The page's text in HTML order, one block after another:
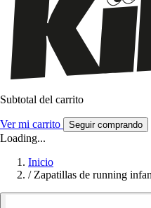
Subtotal del carrito
Ver mi carrito Seguir comprando
Loading...
Inicio
/ Zapatillas de running